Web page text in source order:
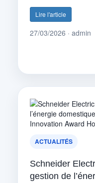
Lire l'article
27/03/2026 · admin
ACTUALITÉS
Schneider
gestion de